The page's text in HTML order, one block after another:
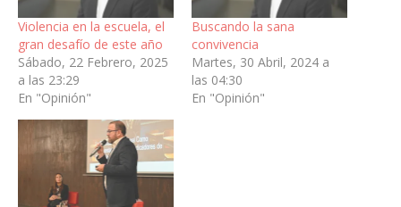
Violencia en la escuela, el
gran desafío de este año
Sábado, 22 Febrero, 2025
a las 23:29
En "Opinión"
Buscando la sana
convivencia
Martes, 30 Abril, 2024 a
las 04:30
En "Opinión"